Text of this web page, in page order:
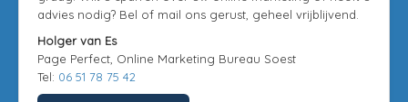
advies nodig? Bel of mail ons gerust, geheel vrijblijvend.
Holger van Es
Page Perfect, Online Marketing Bureau Soest
Tel: 06 51 78 75 42